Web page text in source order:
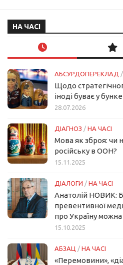
НА ЧАСІ
АБСУРДОПЕРЕКЛАД /
Щодо
іноді буває у
28.07.2026
ДІАГНОЗ / НА ЧАСІ
Мова як зброя: чи
російську в ООН?
15.11.2025
ДІАЛОГИ / НА ЧАСІ
Анатолій НОВИК:
превентивної
про Україну
15.10.2025
АБЗАЦ / НА ЧАСІ
«Перемовини»,